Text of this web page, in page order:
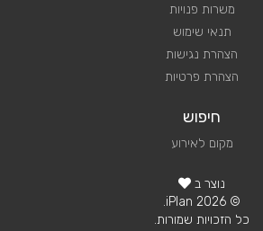
משרות פנויות
תנאי שימוש
הצהרת נגישות
הצהרת פרטיות
חיפוש
מקום לאירוע
נוצר ב
© 2026 iPlan.
כל הזכויות שמורות.